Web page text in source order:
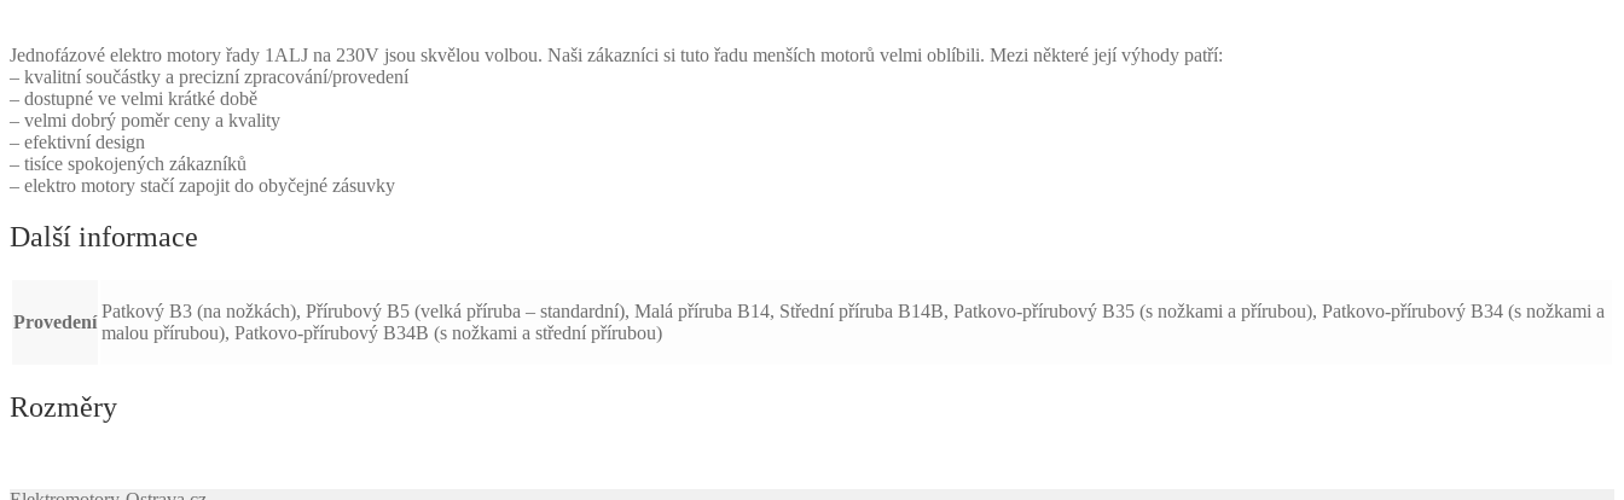
Jednofázové elektro motory řady 1ALJ na 230V jsou skvělou volbou. Naši zákazníci si tuto řadu menších motorů velmi oblíbili. Mezi některé její výhody patří:
– kvalitní součástky a precizní zpracování/provedení
– dostupné ve velmi krátké době
– velmi dobrý poměr ceny a kvality
– efektivní design
– tisíce spokojených zákazníků
– elektro motory stačí zapojit do obyčejné zásuvky
Další informace
Provedení
Patkový B3 (na nožkách), Přírubový B5 (velká příruba – standardní), Malá příruba B14, Střední příruba B14B, Patkovo-přírubový B35 (s nožkami a přírubou), Patkovo-přírubový B34 (s nožkami a
malou přírubou), Patkovo-přírubový B34B (s nožkami a střední přírubou)
Rozměry